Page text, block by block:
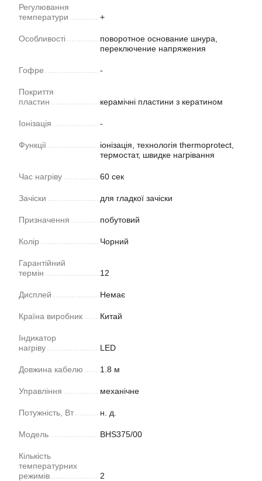
Регулювання
температури
+
Особливості
поворотное основание шнура,
переключение напряжения
Гофре -
Покриття
пластин
керамічні пластини з кератином
Іонізація -
Функції
іонізація, технологія thermoprotect,
термостат, швидке нагрівання
Час нагріву 60 сек
Зачіски для гладкої зачіски
Призначення побутовий
Колір Чорний
Гарантійний
термін
12
Дисплей Немає
Країна виробник Китай
Індикатор
нагріву
LED
Довжина кабелю 1.8 м
Управління механічне
Потужність, Вт н. д.
Модель BHS375/00
Кількість
температурних
режимів
2